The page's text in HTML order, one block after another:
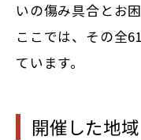
いの傷み具合とお
ここでは、その全
ています。
開催した地域